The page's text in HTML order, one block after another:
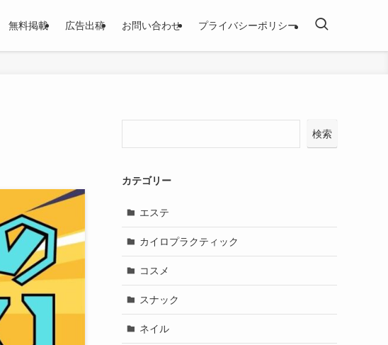
無料掲載 広告出稿 お問い合わせ プライバシーポリシー
検索
カテゴリー
エステ
カイロプラクティック
コスメ
スナック
ネイル